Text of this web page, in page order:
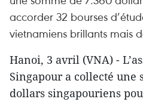
accorder 32 bourses
vietnamiens brillants mais
Hanoi, 3 avril (VNA) -
Singapour a collecté une
dollars singapouriens